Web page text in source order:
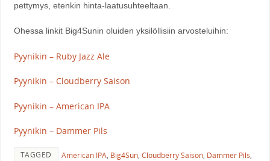
pettymys, etenkin hinta-laatusuhteeltaan.
Ohessa linkit Big4Sunin oluiden yksilöllisiin arvosteluihin:
Pyynikin – Ruby Jazz Ale
Pyynikin – Cloudberry Saison
Pyynikin – American IPA
Pyynikin – Dammer Pils
TAGGED American IPA, Big4Sun, Cloudberry Saison, Dammer Pils,